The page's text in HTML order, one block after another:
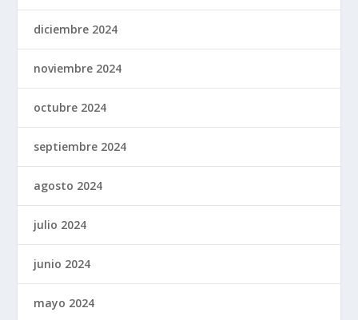
diciembre 2024
noviembre 2024
octubre 2024
septiembre 2024
agosto 2024
julio 2024
junio 2024
mayo 2024